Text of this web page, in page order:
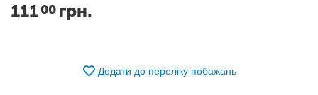
11100 грн.
Додати до переліку побажань